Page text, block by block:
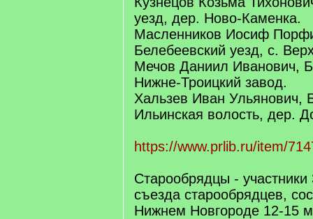
уезд, дер. Ново-Каменка.
Масленников Иосиф
Белебеевский уезд, с.
Мечов Даниил Иванович,
Нижне-Троицкий завод.
Хальзев Иван Ульянович,
Ильинская волость, дер.
https://www.prlib.ru/item/
Старообрядцы - участники
съезда старообрядцев,
Нижнем Новгороде 12-15